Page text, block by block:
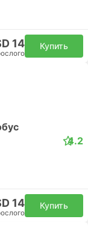
14 Купить
4.2
14 Купить